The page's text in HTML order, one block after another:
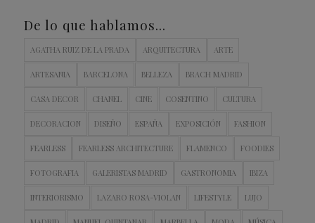
De lo que hablamos…
AGATHA RUIZ DE LA PRADA ARQUITECTURA ARTE
ARTESANIA BARCELONA BELLEZA BRACH MADRID
CASA DECOR CHANEL CINE COSENTINO CULTURA
DECORACION DISEÑO ESPAÑA EXPOSICIÓN FASHION
FEARLESS FEARLESS ARCHITECTURE FLAMENCO FOODIES
FOTOGRAFIA GALERISTAS MADRID GASTRONOMIA IBIZA
INTERIORISMO LAZARO ROSA-VIOLAN LIFESTYLE LUJO